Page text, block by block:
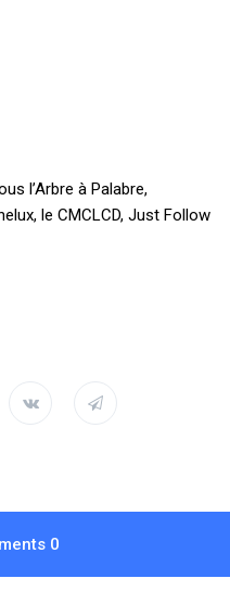
l’Arbre à Palabre,
le CMCLCD, Just Follow
0